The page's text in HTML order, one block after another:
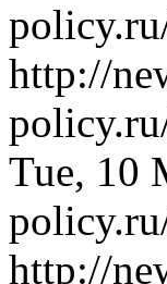
http://
Tue, 10
http://